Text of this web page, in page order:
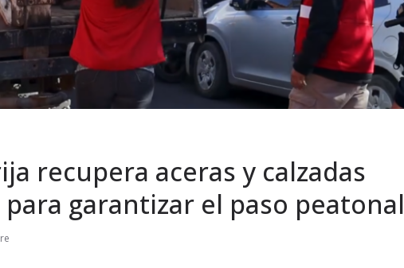
recupera aceras y calzadas
garantizar el paso peatonal